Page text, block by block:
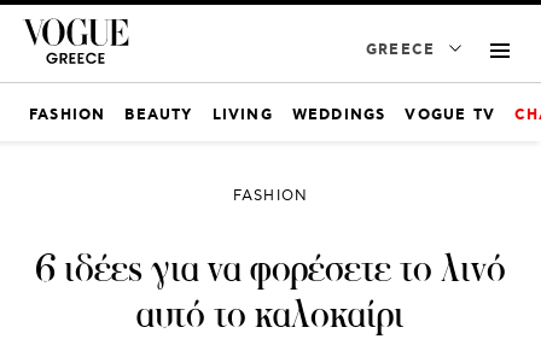
GREECE
FASHION BEAUTY LIVING WEDDINGS VOGUE TV
FASHION
6 ιδέες για να φορέσετε το λινό
αυτό το καλοκαίρι